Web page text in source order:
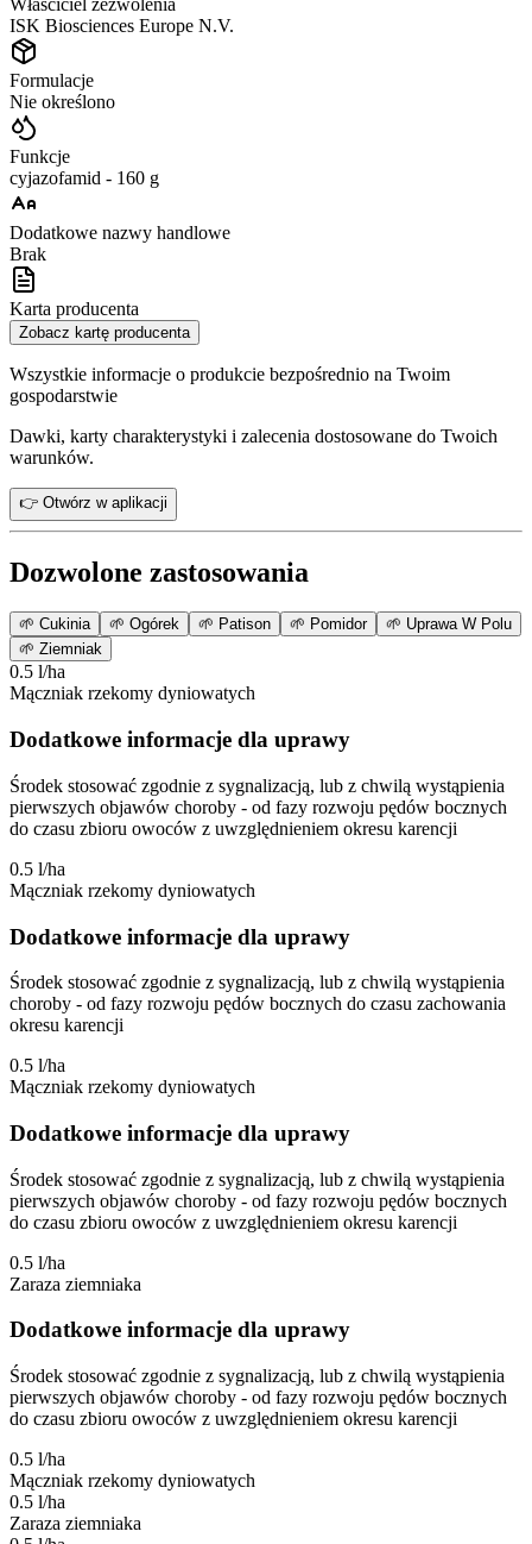
ISK Biosciences Europe N.V.
Formulacje
Nie określono
Funkcje
cyjazofamid - 160 g
Dodatkowe nazwy handlowe
Brak
Karta producenta
Zobacz kartę producenta
Wszystkie informacje o produkcie bezpośrednio na Twoim
gospodarstwie
Dawki, karty charakterystyki i zalecenia dostosowane do Twoich
warunków.
👉 Otwórz w aplikacji
Dozwolone zastosowania
🌱 Cukinia 🌱 Ogórek 🌱 Patison 🌱 Pomidor 🌱 Uprawa W Polu
🌱 Ziemniak
0.5 l/ha
Mączniak rzekomy dyniowatych
Dodatkowe informacje dla uprawy
Środek stosować zgodnie z sygnalizacją, lub z chwilą wystąpienia
pierwszych objawów choroby - od fazy rozwoju pędów bocznych
do czasu zbioru owoców z uwzględnieniem okresu karencji
0.5 l/ha
Mączniak rzekomy dyniowatych
Dodatkowe informacje dla uprawy
Środek stosować zgodnie z sygnalizacją, lub z chwilą wystąpienia
choroby - od fazy rozwoju pędów bocznych do czasu zachowania
okresu karencji
0.5 l/ha
Mączniak rzekomy dyniowatych
Dodatkowe informacje dla uprawy
Środek stosować zgodnie z sygnalizacją, lub z chwilą wystąpienia
pierwszych objawów choroby - od fazy rozwoju pędów bocznych
do czasu zbioru owoców z uwzględnieniem okresu karencji
0.5 l/ha
Zaraza ziemniaka
Dodatkowe informacje dla uprawy
Środek stosować zgodnie z sygnalizacją, lub z chwilą wystąpienia
pierwszych objawów choroby - od fazy rozwoju pędów bocznych
do czasu zbioru owoców z uwzględnieniem okresu karencji
0.5 l/ha
Mączniak rzekomy dyniowatych
0.5 l/ha
Zaraza ziemniaka